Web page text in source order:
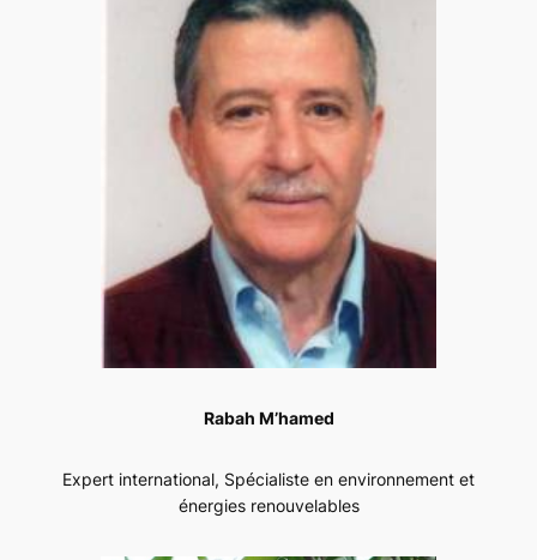
Rabah M’hamed
Expert international, Spécialiste en environnement et
énergies renouvelables